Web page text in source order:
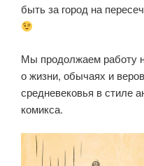
быть за город на
Мы продолжаем работу
о жизни, обычаях и
средневековья в стиле
комикса.